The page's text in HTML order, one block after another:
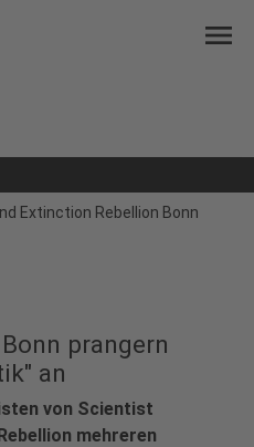
menu
Extinction Rebellion Bonn
prangern
an
von Scientist
mehreren